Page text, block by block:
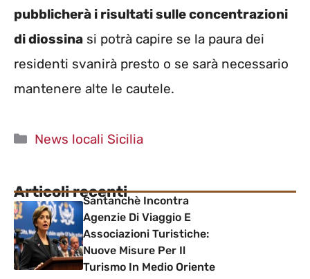
pubblicherà i risultati sulle concentrazioni
di diossina si potrà capire se la paura dei
residenti svanirà presto o se sarà necessario
mantenere alte le cautele.
Categorie
News locali Sicilia
Articoli recentiSantanchè Incontra
Agenzie Di Viaggio E
Associazioni Turistiche:
Nuove Misure Per Il
Turismo In Medio Oriente